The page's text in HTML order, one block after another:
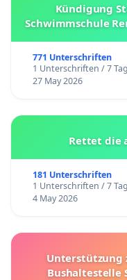
Kündigung
Schwimmschule
771 Unterschriften
1 Unterschriften / 7
27 May 2026
Rettet die
181 Unterschriften
1 Unterschriften / 7
4 May 2026
Unterstützung
Bushaltestelle